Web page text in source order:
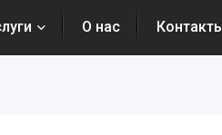
О нас